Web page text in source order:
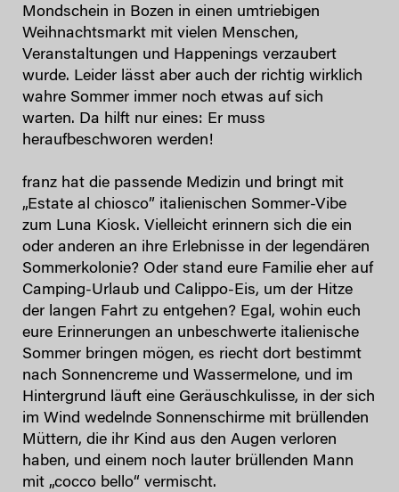
Mondschein in Bozen in einen umtriebigen
Weihnachtsmarkt mit vielen Menschen,
Veranstaltungen und Happenings verzaubert
wurde. Leider lässt aber auch der richtig wirklich
wahre Sommer immer noch etwas auf sich
warten. Da hilft nur eines: Er muss
heraufbeschworen werden!
franz hat die passende Medizin und bringt mit
„Estate al chiosco” italienischen Sommer-Vibe
zum Luna Kiosk. Vielleicht erinnern sich die ein
oder anderen an ihre Erlebnisse in der legendären
Sommerkolonie? Oder stand eure Familie eher auf
Camping-Urlaub und Calippo-Eis, um der Hitze
der langen Fahrt zu entgehen? Egal, wohin euch
eure Erinnerungen an unbeschwerte italienische
Sommer bringen mögen, es riecht dort bestimmt
nach Sonnencreme und Wassermelone, und im
Hintergrund läuft eine Geräuschkulisse, in der sich
im Wind wedelnde Sonnenschirme mit brüllenden
Müttern, die ihr Kind aus den Augen verloren
haben, und einem noch lauter brüllenden Mann
mit „cocco bello“ vermischt.